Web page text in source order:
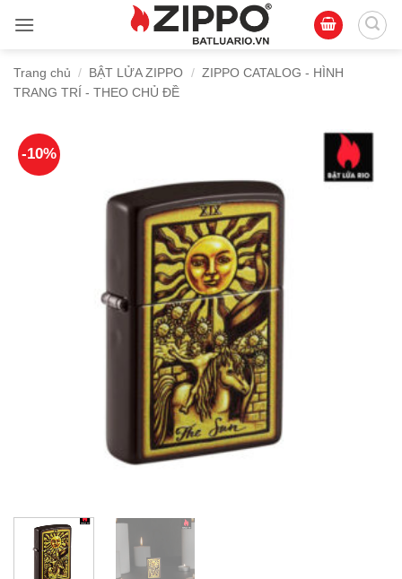
qua
dungTrang chủ / BẬT LỬA ZIPPO / ZIPPO CATALOG - HÌNH
TRANG TRÍ - THEO CHỦ ĐỀ
-10%